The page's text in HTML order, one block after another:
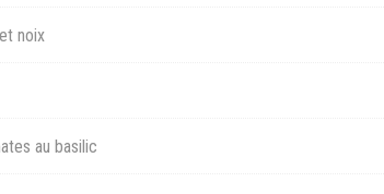
noix
au basilic